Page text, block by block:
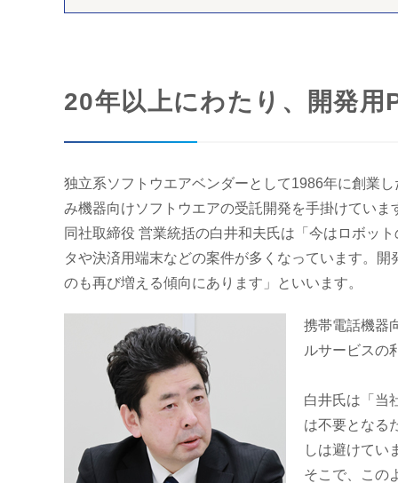
20年以上にわたり、開発用
独立系ソフトウエアベンダーとして1986年に創業
み機器向けソフトウエアの受託開発を手掛けていま
同社取締役 営業統括の白井和夫氏は「今はロボッ
タや決済用端末などの案件が多くなっています。
のも再び増える傾向にあります」といいます。
携帯電話機器
ルサービスの
白井氏は「当
は不要となる
しは避けてい
そこで、この